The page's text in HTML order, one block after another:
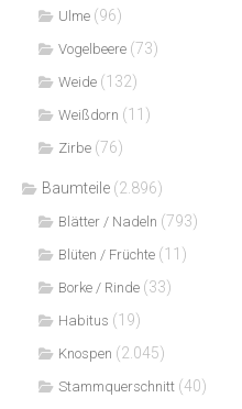
Ulme (96)
Vogelbeere (73)
Weide (132)
Weißdorn (11)
Zirbe (76)
Baumteile (2.896)
Blätter / Nadeln (793)
Blüten / Früchte (11)
Borke / Rinde (33)
Habitus (19)
Knospen (2.045)
Stammquerschnitt (40)